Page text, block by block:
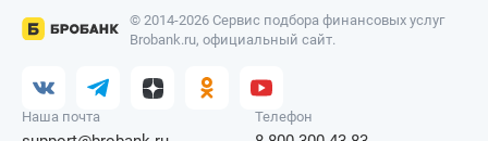
© 2014-2026 Сервис подбора финансовых услуг
Brobank.ru, официальный сайт.
Наша почта Телефон